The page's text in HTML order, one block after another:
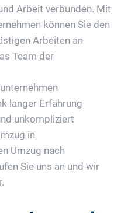
Arbeit verbunden. Mit
können Sie den
Arbeiten an
Team der
langer Erfahrung
unkompliziert
in
Umzug nach
Sie uns an und wir